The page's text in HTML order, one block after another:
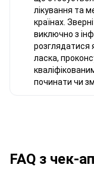
лікування та
країнах.
виключно з
розглядатися
ласка,
починати чи
FAQ з чек-